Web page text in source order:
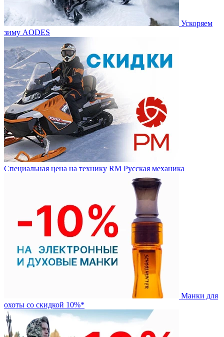
Ускоряем
зиму AODES
Специальная цена на технику RM Русская механика
Манки для
охоты со скидкой 10%*